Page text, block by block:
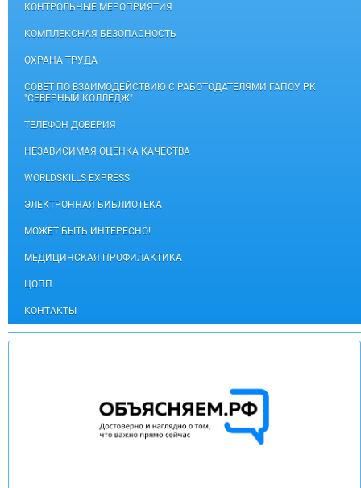
КОНТРОЛЬНЫЕ МЕРОПРИЯТИЯ
КОМПЛЕКСНАЯ БЕЗОПАСНОСТЬ
ОХРАНА ТРУДА
СОВЕТ ПО ВЗАИМОДЕЙСТВИЮ С РАБОТОДАТЕЛЯМИ ГАПОУ РК
"СЕВЕРНЫЙ КОЛЛЕДЖ"
ТЕЛЕФОН ДОВЕРИЯ
НЕЗАВИСИМАЯ ОЦЕНКА КАЧЕСТВА
WORLDSKILLS EXPRESS
ЭЛЕКТРОННАЯ БИБЛИОТЕКА
МОЖЕТ БЫТЬ ИНТЕРЕСНО!
МЕДИЦИНСКАЯ ПРОФИЛАКТИКА
ЦОПП
КОНТАКТЫ